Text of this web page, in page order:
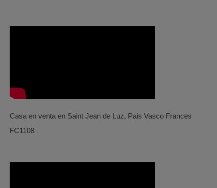
Casa en venta en Saint Jean de Luz, Pais Vasco Frances
FC1108